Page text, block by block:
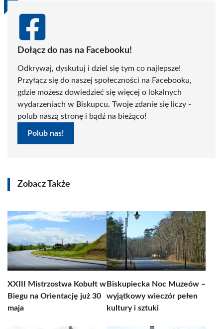
Dołącz do nas na Facebooku!
Odkrywaj, dyskutuj i dziel się tym co najlepsze!
Przyłącz się do naszej społeczności na Facebooku,
gdzie możesz dowiedzieć się więcej o lokalnych
wydarzeniach w Biskupcu. Twoje zdanie się liczy -
polub naszą stronę i bądź na bieżąco!
Polub nas!
Zobacz Także
XXIII Mistrzostwa Kobułt w
Biegu na Orientację już 30
maja
Biskupiecka Noc Muzeów –
wyjątkowy wieczór pełen
kultury i sztuki